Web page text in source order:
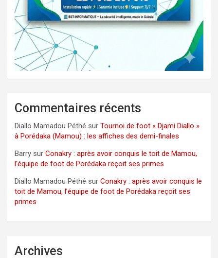
Commentaires récents
Diallo Mamadou Péthé sur Tournoi de foot « Djami Diallo »
à Porédaka (Mamou) : les affiches des demi-finales
Barry sur Conakry : après avoir conquis le toit de Mamou,
l’équipe de foot de Porédaka reçoit ses primes
Diallo Mamadou Péthé sur Conakry : après avoir conquis le
toit de Mamou, l’équipe de foot de Porédaka reçoit ses
primes
Archives